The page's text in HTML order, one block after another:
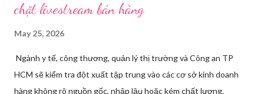
chặt livestream bán hàng
May 25, 2026
Ngành y tế, công thương, quản lý thị trường và Công an TP
HCM sẽ kiểm tra đột xuất tập trung vào các cơ sở kinh doanh
hàng không rõ nguồn gốc, nhập lậu hoặc kém chất lượng.